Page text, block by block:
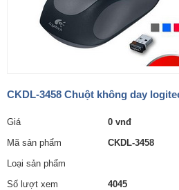
CKDL-3458 Chuột không day
Giá
0 vnđ
Mã sản phẩm
CKDL-3458
Loại sản phẩm
Số lượt xem
4045